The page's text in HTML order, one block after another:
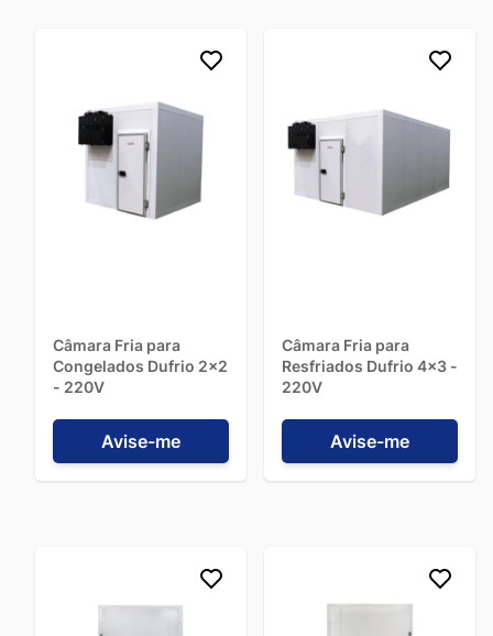
Câmara Fria para
Congelados Dufrio 2x2
- 220V
Avise-me
Câmara Fria para
Resfriados Dufrio 4x3 -
220V
Avise-me